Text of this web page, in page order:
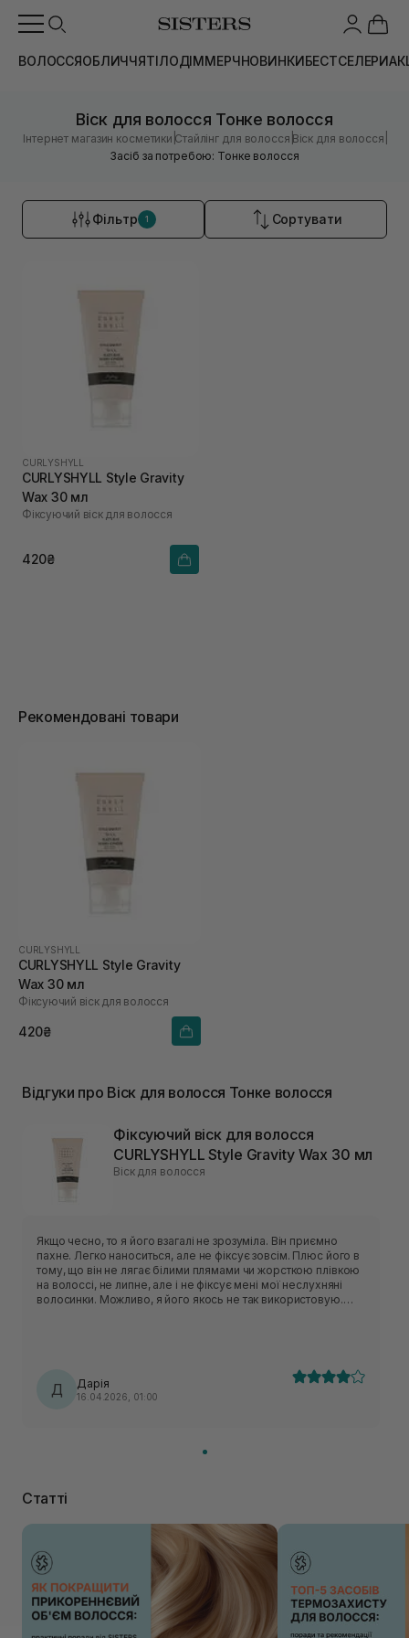
ВОЛОССЯОБЛИЧЧЯТІЛОДІММЕРЧНОВИНКИБЕСТСЕЛЕРИ
Віск для волосся Тонке волосся
Інтернет магазин косметики |Стайлінг для волосся |Віск для волосся
Засіб за потребою: Тонке волосся
Фільтр 1 Сортувати
CURLYSHYLL
CURLYSHYLL Style Gravity
Wax 30 мл
Фіксуючий віск для волосся
420₴
Рекомендовані товари
CURLYSHYLL
CURLYSHYLL Style Gravity
Wax 30 мл
Фіксуючий віск для волосся
420₴
Відгуки про Віск для волосся Тонке волосся
Фіксуючий віск для волосся
CURLYSHYLL Style Gravity Wax 30 мл
Віск для волосся
Якщо чесно, то я його взагалі не зрозуміла. Він приємно
пахне. Легко наноситься, але не фіксує зовсім. Плюс його в
тому, що він не лягає білими плямами чи жорсткою плівкою
на волоссі, не липне, але і не фіксує мені мої неслухняні
волосинки. Можливо, я його якось не так використовую.
Д Дарія
16.04.2026, 01:00
Статті